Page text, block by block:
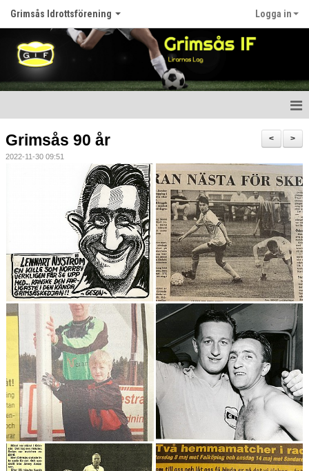
Grimsås Idrottsförening Logga in
Nyheter
Matcher
Bildgalleri
Sponsorer
Länkar
Grimsås IF styrdokument
GDPR
>
<
Grimsås 90 år
2022-11-30 09:51